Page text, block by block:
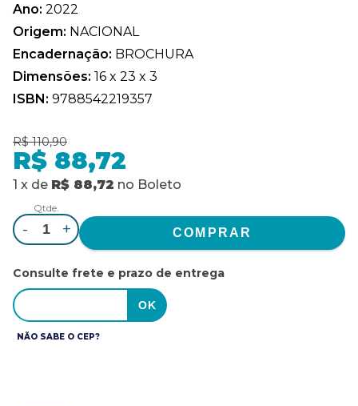
Ano: 2022
Origem: NACIONAL
Encadernação: BROCHURA
Dimensões: 16 x 23 x 3
ISBN: 9788542219357
R$ 110,90
R$ 88,72
1 x de R$ 88,72 no Boleto
Qtde.
- +
Consulte frete e prazo de entrega
NÃO SABE O CEP?